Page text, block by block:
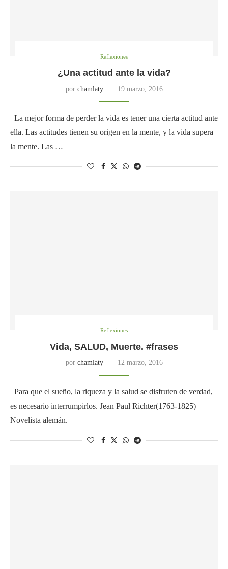
Reflexiones
¿Una actitud ante la vida?
por chamlaty 19 marzo, 2016
La mejor forma de perder la vida es tener una cierta actitud ante
ella. Las actitudes tienen su origen en la mente, y la vida supera
la mente. Las …
Reflexiones
Vida, SALUD, Muerte. #frases
por chamlaty 12 marzo, 2016
Para que el sueño, la riqueza y la salud se disfruten de verdad,
es necesario interrumpirlos. Jean Paul Richter(1763-1825)
Novelista alemán.